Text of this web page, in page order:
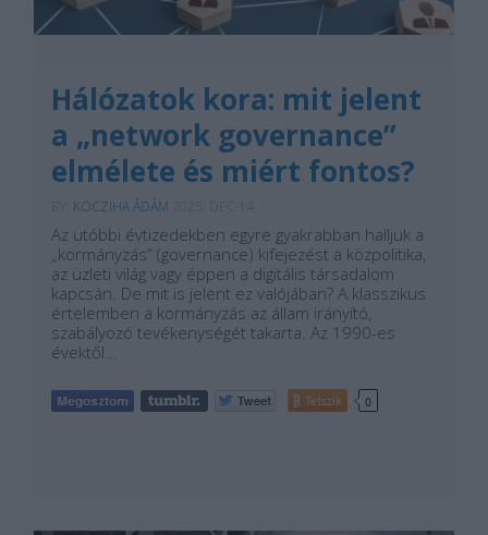
Hálózatok kora: mit jelent
a „network governance”
elmélete és miért fontos?
KOCZIHA ÁDÁM
Az utóbbi évtizedekben egyre gyakrabban halljuk a
„kormányzás” (governance) kifejezést a közpolitika,
az üzleti világ vagy éppen a digitális társadalom
kapcsán. De mit is jelent ez valójában? A klasszikus
értelemben a kormányzás az állam irányító,
szabályozó tevékenységét takarta. Az 1990-es
évektől…
Tetszik 0